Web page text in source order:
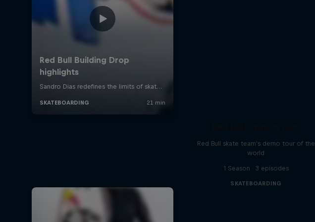
Red Bull skate team's demo tour of the
world
1 Season · 3 episodes
SKATEBOARDING